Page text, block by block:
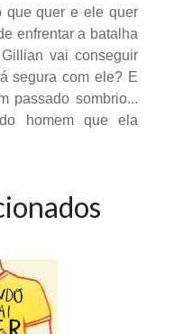
que quer e ele quer
enfrentar a batalha
vai conseguir
segura com ele? E
passado sombrio...
homem que ela